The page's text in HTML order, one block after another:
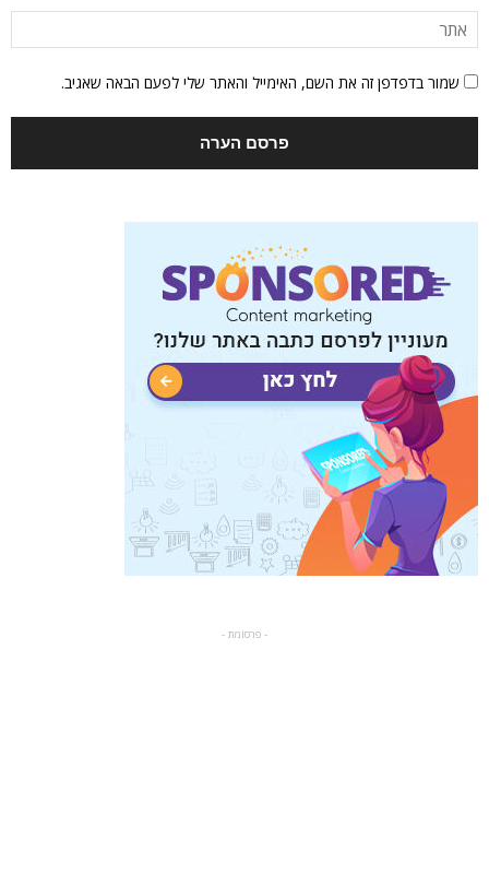
שמור בדפדפן זה את השם, האימייל והאתר שלי לפעם הבאה שאגיב.
- פרסומת -